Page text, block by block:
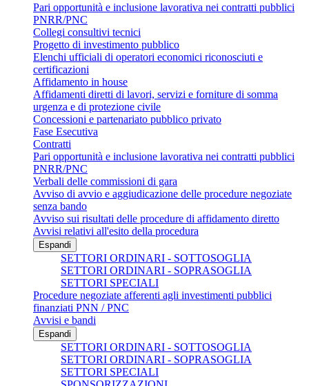
Pari opportunità e inclusione lavorativa nei contratti pubblici
PNRR/PNC
Collegi consultivi tecnici
Progetto di investimento pubblico
Elenchi ufficiali di operatori economici riconosciuti e
certificazioni
Affidamento in house
Affidamenti diretti di lavori, servizi e forniture di somma
urgenza e di protezione civile
Concessioni e partenariato pubblico privato
Fase Esecutiva
Contratti
Pari opportunità e inclusione lavorativa nei contratti pubblici
PNRR/PNC
Verbali delle commissioni di gara
Avviso di avvio e aggiudicazione delle procedure negoziate
senza bando
Avviso sui risultati delle procedure di affidamento diretto
Avvisi relativi all'esito della procedura
Espandi
SETTORI ORDINARI - SOTTOSOGLIA
SETTORI ORDINARI - SOPRASOGLIA
SETTORI SPECIALI
Procedure negoziate afferenti agli investimenti pubblici
finanziati PNN / PNC
Avvisi e bandi
Espandi
SETTORI ORDINARI - SOTTOSOGLIA
SETTORI ORDINARI - SOPRASOGLIA
SETTORI SPECIALI